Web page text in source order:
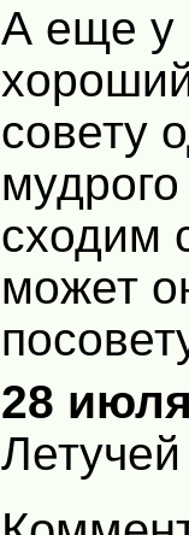
А еще у
совету
сходим
может
28